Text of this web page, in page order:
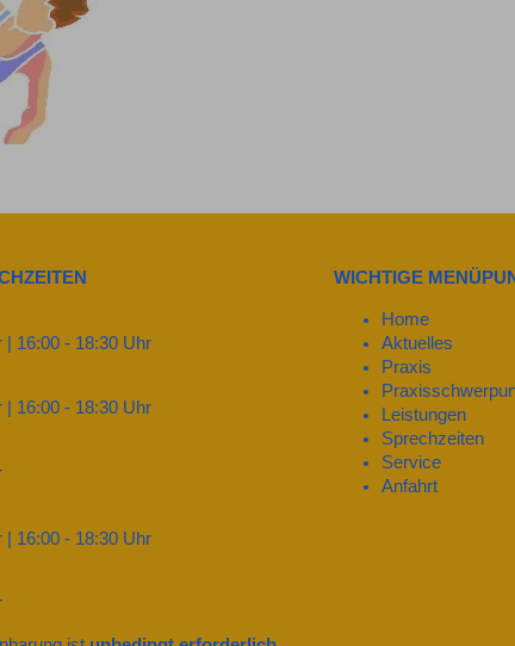
| 16:00 - 18:30 Uhr
| 16:00 - 18:30 Uhr
| 16:00 - 18:30 Uhr
WICHTIGE
Home
Aktuelles
Praxis
Leistungen
Sprechzeiten
Service
Anfahrt